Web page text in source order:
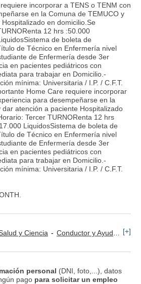
incorporar a TENS o TENM con
en la Comuna de TEMUCO y
en domicilio.Se
12 hrs :50.000
de boleta de
de Técnico en Enfermería nivel
de Enfermería desde 3er
en pacientes pediátricos con
para trabajar en Domicilio.-
mínima: Universitaria / I.P. / C.F.T.
Home Care requiere incorporar
para desempeñarse en la
atención a paciente Hospitalizado
Tercer TURNORenta 12 hrs
LiquidosSistema de boleta de
de Técnico en Enfermería nivel
de Enfermería desde 3er
en pacientes pediátricos con
para trabajar en Domicilio.-
mínima: Universitaria / I.P. / C.F.T.
y Ciencia Conductor y Ayudante Ambulancia [+]
personal (DNI, foto,...), datos
pago para solicitar un empleo